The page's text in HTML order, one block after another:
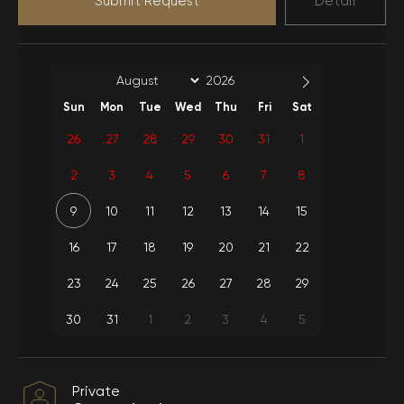
Sun Mon Tue Wed Thu Fri Sat
26 27 28 29 30 31 1
2 3 4 5 6 7 8
9 10 11 12 13 14 15
16 17 18 19 20 21 22
23 24 25 26 27 28 29
30 31 1 2 3 4 5
3. Yatak Odası
1 Bathroom-Toilet
1 Air conditioning
Weekly Cleaning-
Private